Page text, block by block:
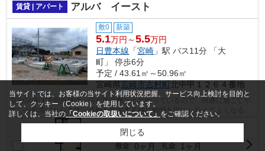
賃貸 | アパート アルバ イースト
敷0 新築
5.1万円～5.5万円
日豊本線 「宮崎 」駅 バス11分 「大
町」 停歩6分
予定 / 43.61㎡～50.96㎡
宮崎県宮崎市吉村町 北中甲１２６４番地
室内設備は洗面所独立・浴室乾燥機などが揃っているので、快適に過ごしや
すいお部屋になります。荷物を注文する時に時間を気にしなくてよくなる宅
配ボックスを共用部に備え付けており...
5.1 万円
敷金 0ヶ月 礼金 1ヶ月
当サイトでは、お客様の当サイト利用状況把握、サービス向上検討を目的と
して、クッキー（Cookie）を使用しています。
詳しくは、当社の 「Cookieの取扱いについて」 をご確認ください。
閉じる